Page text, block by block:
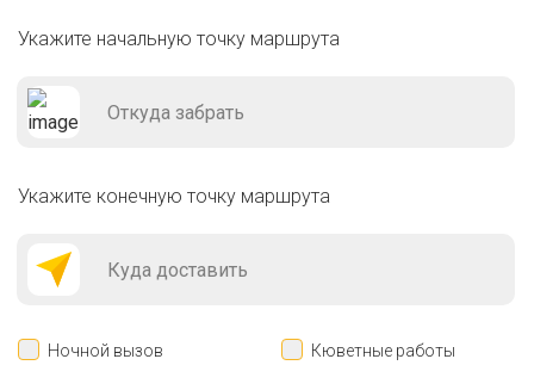
Укажите начальную точку маршрута
Укажите конечную точку маршрута
Ночной вызов Кюветные работы